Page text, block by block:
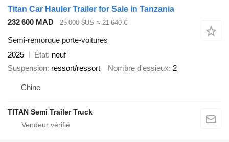
Titan Car Hauler Trailer for Sale in Tanzania
232 600 MAD
25 000 $US ≈ 21 640 €
Semi-remorque porte-voitures
2025
État neuf
Suspension ressort/ressort Nombre d'essieux 2
Chine
TITAN Semi Trailer Truck